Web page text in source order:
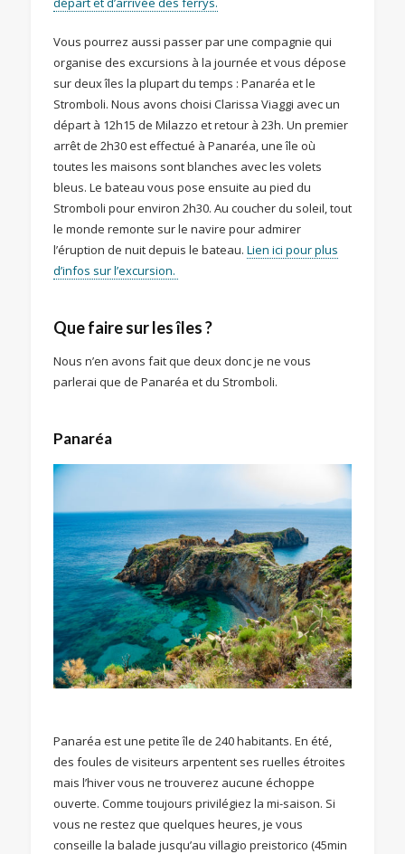
Vous pourrez aussi passer par une compagnie qui
organise des excursions à la journée et vous dépose
sur deux îles la plupart du temps : Panaréa et le
Stromboli. Nous avons choisi Clarissa Viaggi avec un
départ à 12h15 de Milazzo et retour à 23h. Un premier
arrêt de 2h30 est effectué à Panaréa, une île où
toutes les maisons sont blanches avec les volets
bleus. Le bateau vous pose ensuite au pied du
Stromboli pour environ 2h30. Au coucher du soleil, tout
le monde remonte sur le navire pour admirer
l’éruption de nuit depuis le bateau. Lien ici pour plus
d’infos sur l’excursion.
Que faire sur les îles ?
Nous n’en avons fait que deux donc je ne vous
parlerai que de Panaréa et du Stromboli.
Panaréa
Panaréa est une petite île de 240 habitants. En été,
des foules de visiteurs arpentent ses ruelles étroites
mais l’hiver vous ne trouverez aucune échoppe
ouverte. Comme toujours privilégiez la mi-saison. Si
vous ne restez que quelques heures, je vous
conseille la balade jusqu’au villagio preistorico (45min